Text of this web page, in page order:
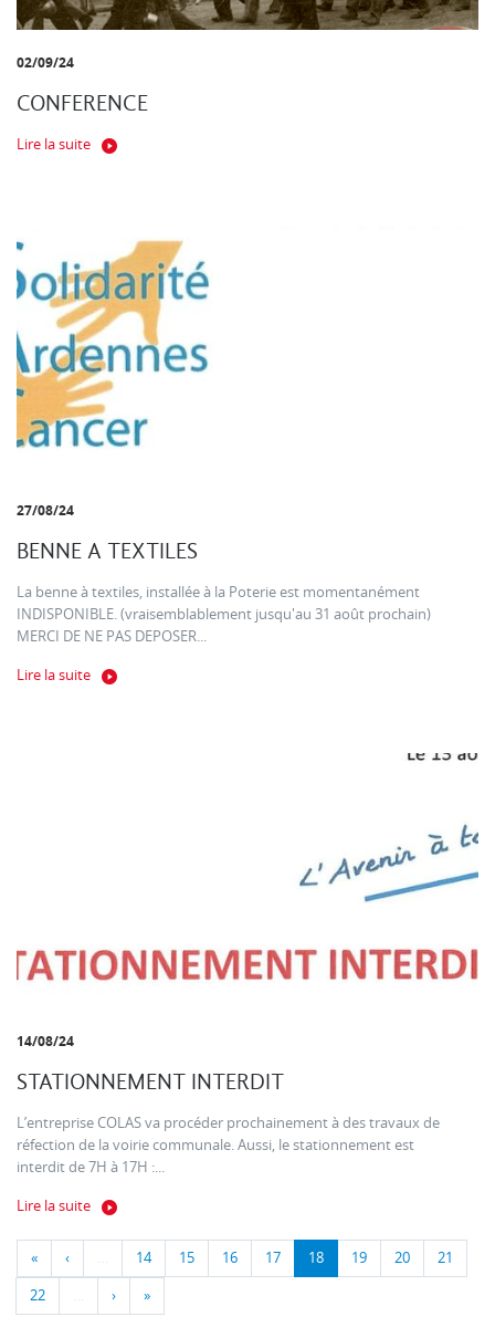
02/09/24
CONFERENCE
Lire la suite
27/08/24
BENNE A TEXTILES
La benne à textiles, installée à la Poterie est momentanément
INDISPONIBLE. (vraisemblablement jusqu'au 31 août prochain)
MERCI DE NE PAS DEPOSER...
Lire la suite
14/08/24
STATIONNEMENT INTERDIT
L’entreprise COLAS va procéder prochainement à des travaux de
réfection de la voirie communale. Aussi, le stationnement est
interdit de 7H à 17H :...
Lire la suite
« ‹ … 14 15 16 17 18 19 20 21
22 … › »